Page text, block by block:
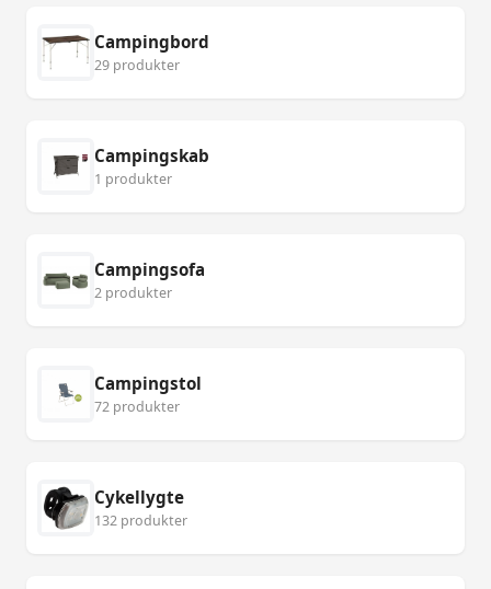
Campingbord
29 produkter
Campingskab
1 produkter
Campingsofa
2 produkter
Campingstol
72 produkter
Cykellygte
132 produkter